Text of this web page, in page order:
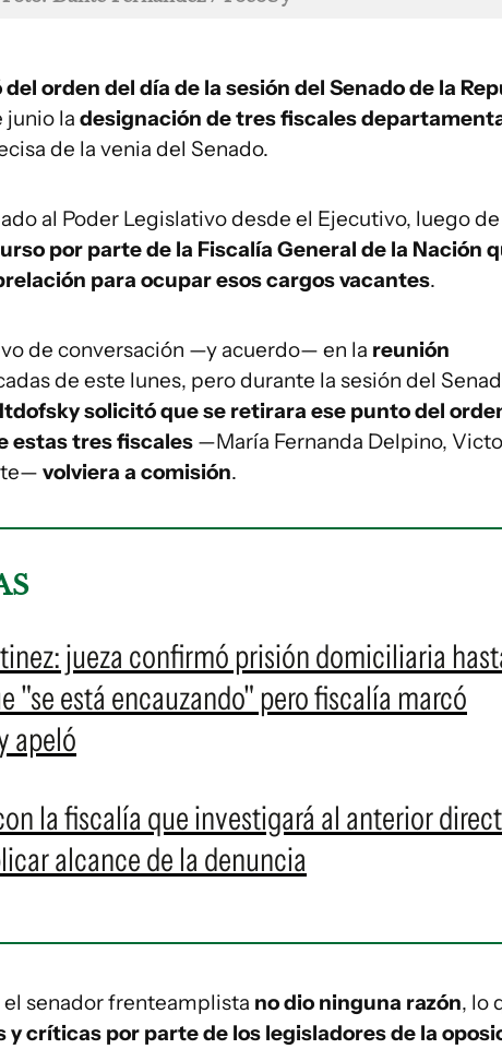
orden del día de la sesión del Senado de la
junio la designación de tres fiscales
de la venia del Senado.
al Poder Legislativo desde el Ejecutivo, luego de
por parte de la Fiscalía General de la Nación
para ocupar esos cargos vacantes.
de conversación —y acuerdo— en la reunión
de este lunes, pero durante la sesión del
solicitó que se retirara ese punto del
estas tres fiscales —María Fernanda Delpino,
volviera a comisión.
jueza confirmó prisión domiciliaria
"se está encauzando" pero fiscalía marcó
apeló
la fiscalía que investigará al anterior
alcance de la denuncia
senador frenteamplista no dio ninguna razón, lo
y críticas por parte de los legisladores de la